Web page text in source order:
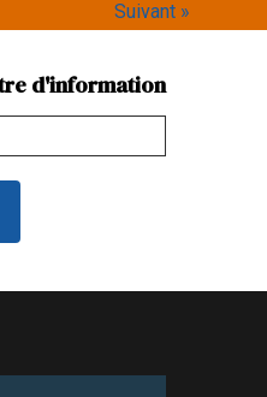
Suivant »
d'information